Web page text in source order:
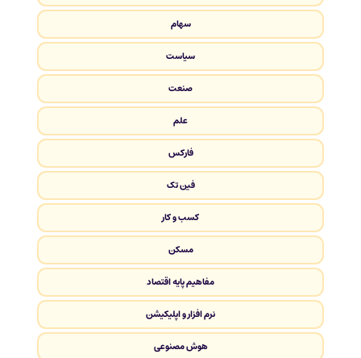
سهام
سیاست
صنعت
علم
فارکس
فین تک
کسب و کار
مسکن
مفاهیم پایه اقتصاد
نرم افزار و اپلیکیشن
هوش مصنوعی